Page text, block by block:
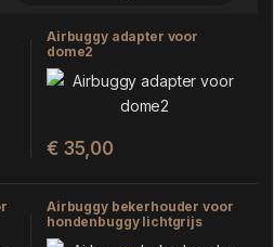
Airbuggy adapter voor
dome2
€ 35,00
Airbuggy bekerhouder voor
hondenbuggy lichtgrijs
(11X9X9 CM)